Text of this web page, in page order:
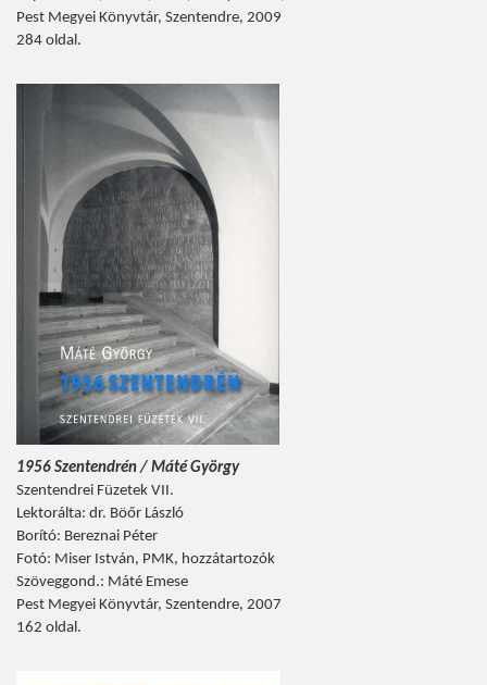
Pest Megyei Könyvtár, Szentendre, 2009
284 oldal.
1956 Szentendrén / Máté György
Szentendrei Füzetek VII.
Lektorálta: dr. Böőr László
Borító: Bereznai Péter
Fotó: Miser István, PMK, hozzátartozók
Szöveggond.: Máté Emese
Pest Megyei Könyvtár, Szentendre, 2007
162 oldal.